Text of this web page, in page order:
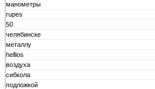
манометры
rupes
50
челябинске
металлу
hellios
воздуха
сибкола
подложкой